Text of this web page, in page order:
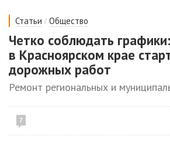
Статьи / Общество
Четко соблюдать графики:
в Красноярском крае
дорожных работ
Ремонт региональных и
7